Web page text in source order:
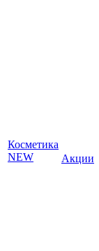
Косметика
NEW
Акции